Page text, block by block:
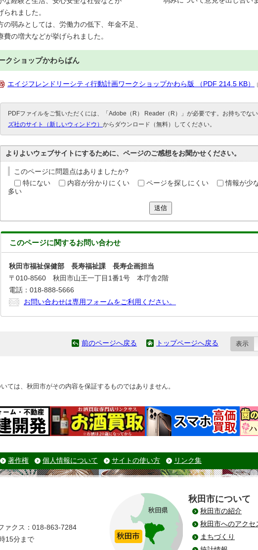
られました。
の弱みとしては、労働力の低下、年金不足、
費の増大などが挙げられました。
クショップかわらばん
エイジフレンドリーシティ行動計画ワークショップかわら版 （PDF 214.5 KB）
PDFファイルをご覧いただくには、「Adobe（R） Reader（R）」が必要です。お持ちでな
ズ社のサイト（新しいウィンドウ） からダウンロード（無料）してください。
よりよいウェブサイトにするために、ページのご感想をお聞かせください。
このページに問題点はありましたか?
特にない
内容が分かりにくい ページを探しにくい 情報が少
多い
送信
このページに関するお問い合わせ
秋田市福祉保健部 長寿福祉課 長寿企画担当
〒010-8560 秋田市山王一丁目1番1号 本庁舎2階
電話：018-888-5666
お問い合わせは専用フォームをご利用ください。
前のページへ戻る トップページへ戻る 表示
ては、秋田市がその内容を保証するものではありません。
著作権 個人情報について サイトの使い方 リンク集
ァクス：018-863-7284
15分まで
秋田市について
秋田市の紹介
秋田市へのアクセ
まちづくり